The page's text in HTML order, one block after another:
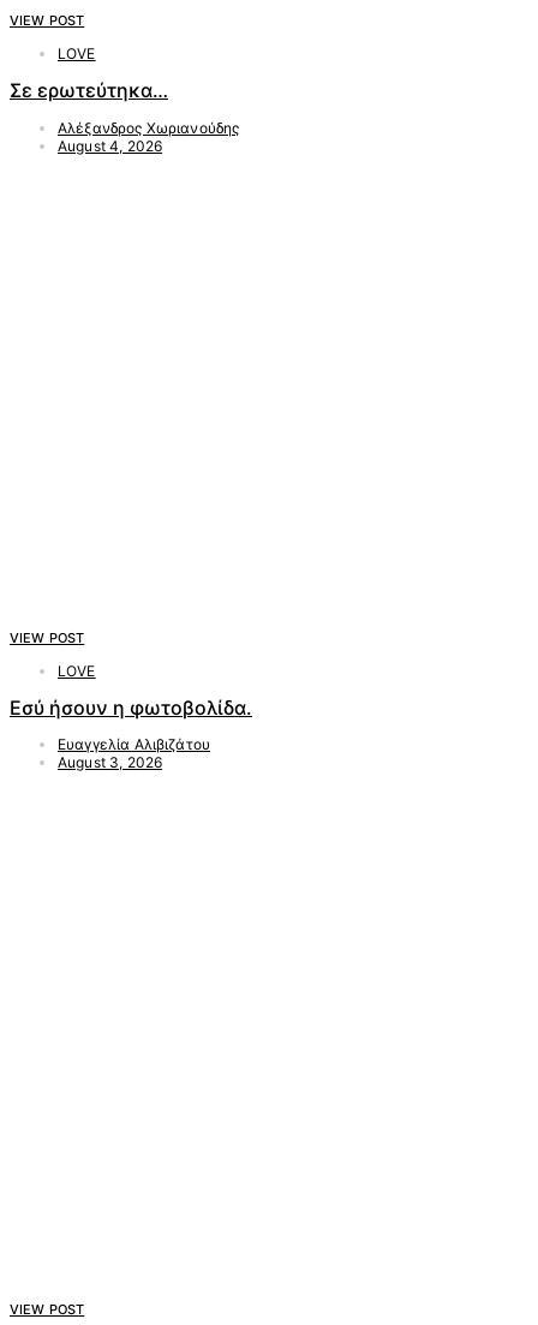
VIEW POST
LOVE
Σε ερωτεύτηκα…
Αλέξανδρος Χωριανούδης
August 4, 2026
VIEW POST
LOVE
Εσύ ήσουν η φωτοβολίδα.
Ευαγγελία Αλιβιζάτου
August 3, 2026
VIEW POST